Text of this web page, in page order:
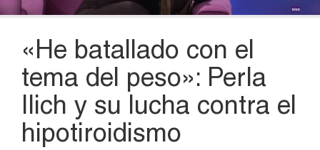
«He batallado con el
tema del peso»: Perla
Ilich y su lucha contra el
hipotiroidismo